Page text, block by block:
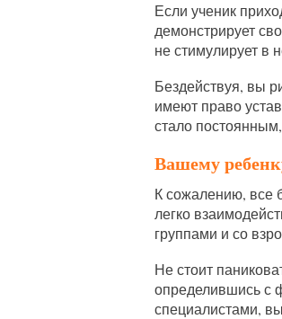
Если ученик
демонстрирует
не стимулирует в
Бездействуя, вы
имеют право
стало
Вашему
К сожалению, все
легко
группами и со
Не стоит
определившись с
специалистами,